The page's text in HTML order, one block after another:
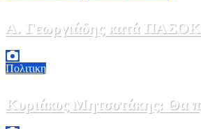
Α. Γεωργιάδης κατά ΠΑΣΟΚ:
Πολιτικη
Κυριάκος Μητσοτάκης: Θα